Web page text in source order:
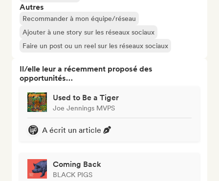
Autres
Recommander à mon équipe/réseau
Ajouter à une story sur les réseaux sociaux
Faire un post ou un reel sur les réseaux sociaux
Il/elle leur a récemment proposé des
opportunités…
Used to Be a Tiger
Joe Jennings MVPS
A écrit un article
Coming Back
BLACK PIGS